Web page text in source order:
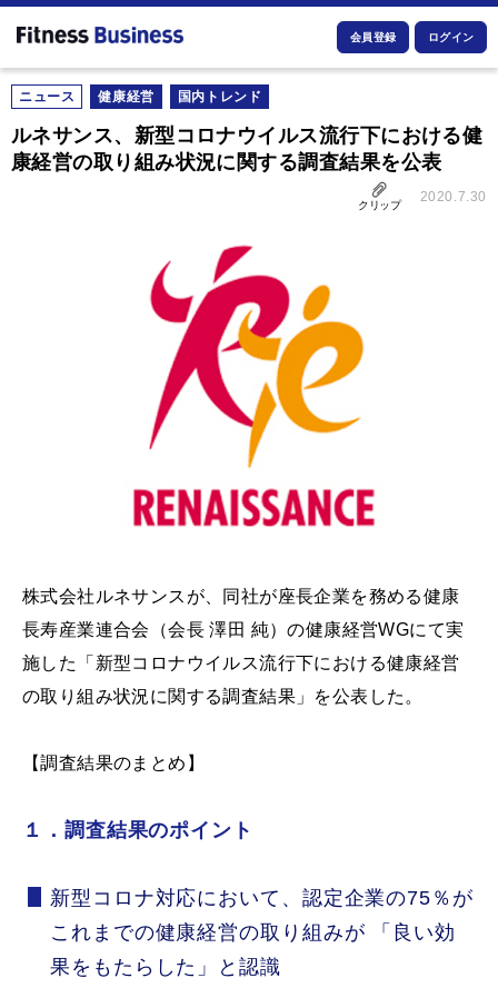
会員登録 ログイン
ニュース 健康経営 国内トレンド
ルネサンス、新型コロナウイルス流行下における健
康経営の取り組み状況に関する調査結果を公表
クリップ
2020.7.30
株式会社ルネサンスが、同社が座長企業を務める健康
長寿産業連合会（会長 澤田 純）の健康経営WGにて実
施した「新型コロナウイルス流行下における健康経営
の取り組み状況に関する調査結果」を公表した。
【調査結果のまとめ】
１．調査結果のポイント
新型コロナ対応において、認定企業の75％が
これまでの健康経営の取り組みが 「良い効
果をもたらした」と認識